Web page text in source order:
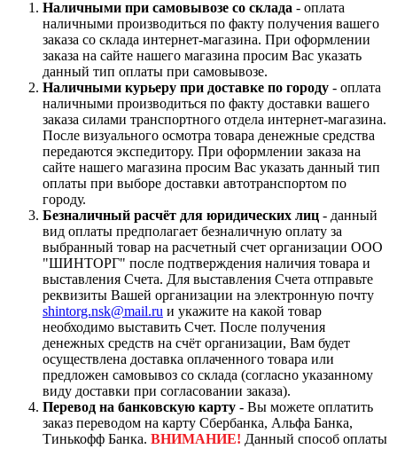
Наличными при самовывозе со склада - оплата
наличными производиться по факту получения вашего
заказа со склада интернет-магазина. При оформлении
заказа на сайте нашего магазина просим Вас указать
данный тип оплаты при самовывозе.
Наличными курьеру при доставке по городу - оплата
наличными производиться по факту доставки вашего
заказа силами транспортного отдела интернет-магазина.
После визуального осмотра товара денежные средства
передаются экспедитору. При оформлении заказа на
сайте нашего магазина просим Вас указать данный тип
оплаты при выборе доставки автотранспортом по
городу.
Безналичный расчёт для юридических лиц - данный
вид оплаты предполагает безналичную оплату за
выбранный товар на расчетный счет организации ООО
"ШИНТОРГ" после подтверждения наличия товара и
выставления Счета. Для выставления Счета отправьте
реквизиты Вашей организации на электронную почту
shintorg.nsk@mail.ru и укажите на какой товар
необходимо выставить Счет. После получения
денежных средств на счёт организации, Вам будет
осуществлена доставка оплаченного товара или
предложен самовывоз со склада (согласно указанному
виду доставки при согласовании заказа).
Перевод на банковскую карту - Вы можете оплатить
заказ переводом на карту Сбербанка, Альфа Банка,
Тинькофф Банка. ВНИМАНИЕ! Данный способ оплаты